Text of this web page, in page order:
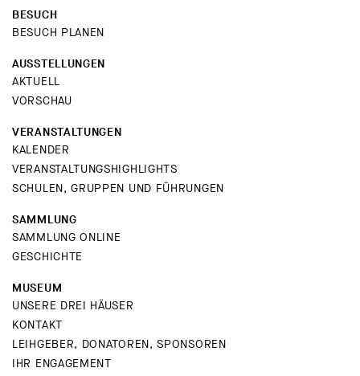
BESUCH
BESUCH PLANEN
AUSSTELLUNGEN
AKTUELL
VORSCHAU
VERANSTALTUNGEN
KALENDER
VERANSTALTUNGSHIGHLIGHTS
SCHULEN, GRUPPEN UND FÜHRUNGEN
SAMMLUNG
SAMMLUNG ONLINE
GESCHICHTE
MUSEUM
UNSERE DREI HÄUSER
KONTAKT
LEIHGEBER, DONATOREN, SPONSOREN
IHR ENGAGEMENT